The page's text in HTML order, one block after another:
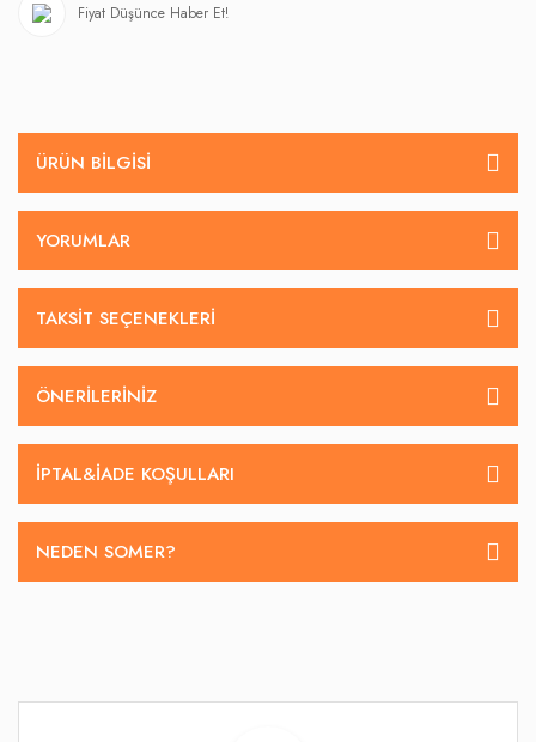
Fiyat Düşünce Haber Et!
ÜRÜN BILGISI
YORUMLAR
TAKSIT SEÇENEKLERI
ÖNERILERINIZ
İPTAL&IADE KOŞULLARI
NEDEN SOMER?